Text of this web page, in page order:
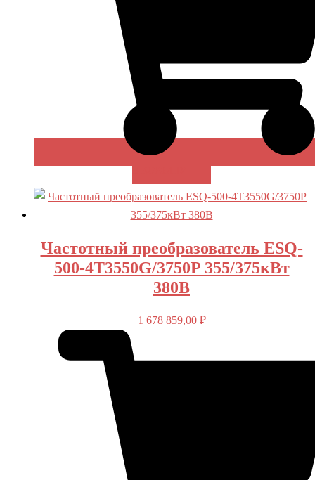
Частотный преобразователь ESQ-
500-4T3550G/3750P 355/375кВт
380В
1 678 859,00 ₽